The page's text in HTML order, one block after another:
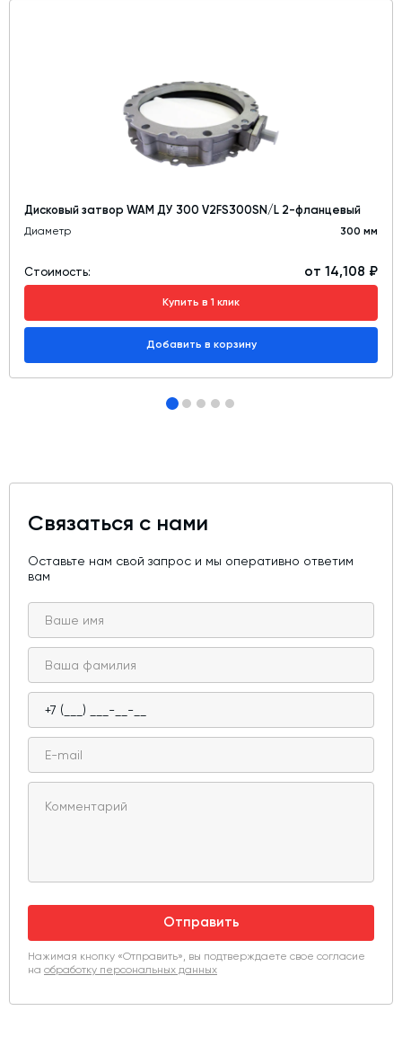
Дисковый затвор WAM ДУ 300 V2FS300SN/L 2-фланцевый
Диаметр 300 мм
Стоимость: от 14,108 ₽
Купить в 1 клик
Добавить в корзину
Связаться с нами
Оставьте нам свой запрос и мы оперативно ответим
вам
Отправить
Нажимая кнопку «Отправить», вы подтверждаете свое согласие
на обработку персональных данных